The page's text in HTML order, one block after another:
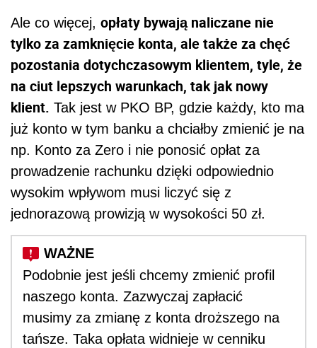
Ale co więcej, opłaty bywają naliczane nie
tylko za zamknięcie konta, ale także za chęć
pozostania dotychczasowym klientem, tyle, że
na ciut lepszych warunkach, tak jak nowy
klient. Tak jest w PKO BP, gdzie każdy, kto ma
już konto w tym banku a chciałby zmienić je na
np. Konto za Zero i nie ponosić opłat za
prowadzenie rachunku dzięki odpowiednio
wysokim wpływom musi liczyć się z
jednorazową prowizją w wysokości 50 zł.
Podobnie jest jeśli chcemy zmienić profil
naszego konta. Zazwyczaj zapłacić
musimy za zmianę z konta droższego na
tańsze. Taka opłata widnieje w cenniku